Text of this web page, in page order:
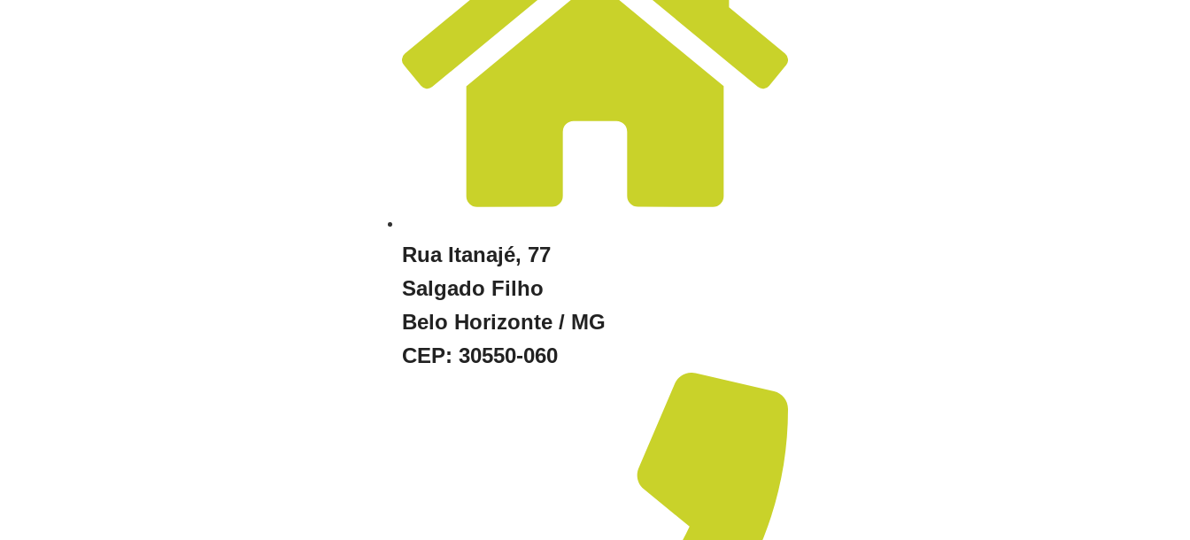
Rua Itanajé, 77
Salgado Filho
Belo Horizonte / MG
CEP: 30550-060